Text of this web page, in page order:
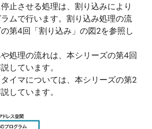
止させる処理は、割り込みにより
ムで行います。割り込み処理の流
第4回「割り込み」の図2を参照し
処理の流れは、本シリーズの第4回
しています。
イマについては、本シリーズの第2
しています。